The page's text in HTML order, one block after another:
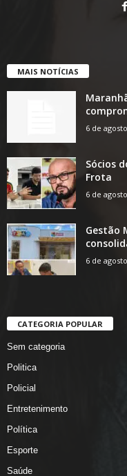
MAIS NOTÍCIAS
6 de
Sócios
Frota
6 de
Gestão
6 de
CATEGORIA POPULAR
Sem categoria
Politica
Policial
Entretenimento
Política
Esporte
Saúde